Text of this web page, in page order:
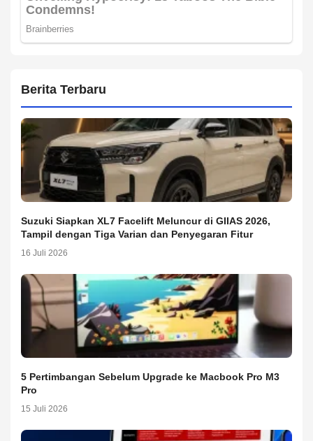
Berita Terbaru
Suzuki Siapkan XL7 Facelift Meluncur di GIIAS 2026,
Tampil dengan Tiga Varian dan Penyegaran Fitur
16 Juli 2026
5 Pertimbangan Sebelum Upgrade ke Macbook Pro M3
Pro
15 Juli 2026